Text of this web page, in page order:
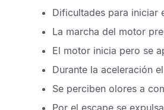
Dificultades para iniciar
La marcha del motor
El motor inicia pero se
Durante la aceleración
Se perciben olores a
Por el escape se